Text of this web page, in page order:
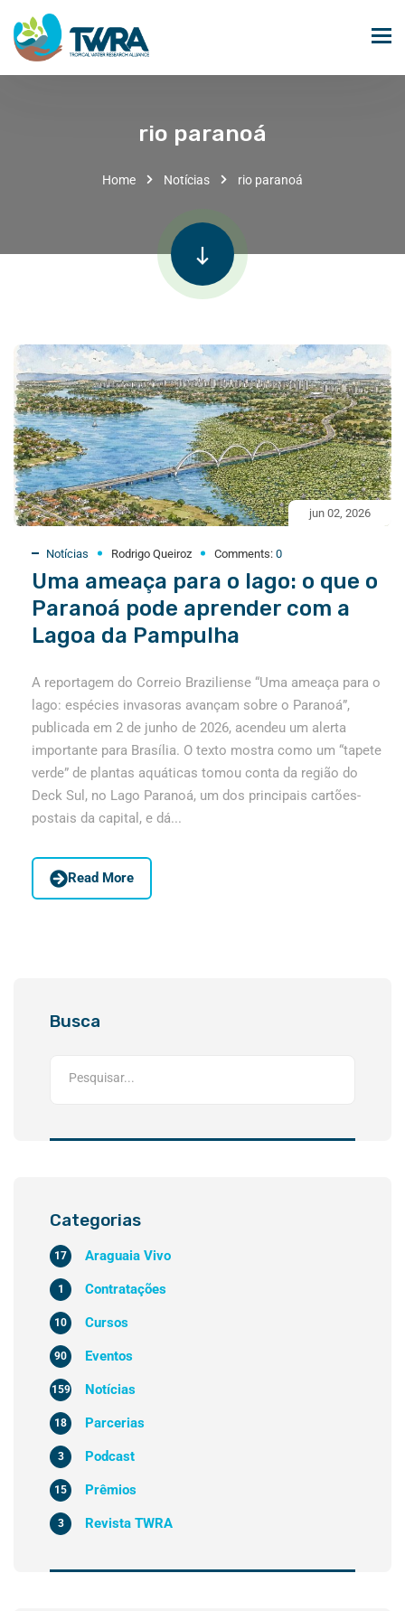
rio paranoá
Home Notícias rio paranoá
jun 02, 2026
Notícias Rodrigo Queiroz Comments: 0
Uma ameaça para o lago: o que o
Paranoá pode aprender com a
Lagoa da Pampulha
A reportagem do Correio Braziliense “Uma ameaça para o
lago: espécies invasoras avançam sobre o Paranoá”,
publicada em 2 de junho de 2026, acendeu um alerta
importante para Brasília. O texto mostra como um “tapete
verde” de plantas aquáticas tomou conta da região do
Deck Sul, no Lago Paranoá, um dos principais cartões-
postais da capital, e dá...
Read More
Busca
Categorias
Araguaia Vivo
17
Contratações
1
Cursos
10
Eventos
90
Notícias
159
Parcerias
18
Podcast
3
Prêmios
15
Revista TWRA
3